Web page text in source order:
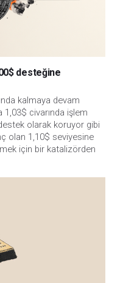
desteğine
kalmaya devam
1,03$ civarında işlem
olarak koruyor gibi
olan 1,10$ seviyesine
için bir katalizörden